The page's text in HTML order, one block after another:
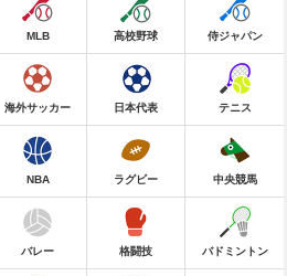
MLB 高校野球 侍ジャパン
海外サッカー 日本代表 テニス
NBA ラグビー 中央競馬
バレー 格闘技 バドミントン